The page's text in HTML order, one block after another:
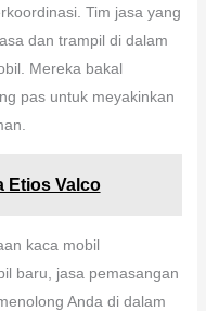
Tim jasa yang
dan trampil di dalam
Mereka bakal
pas untuk meyakinkan
Etios Valco
kaca mobil
baru, jasa pemasangan
Anda di dalam